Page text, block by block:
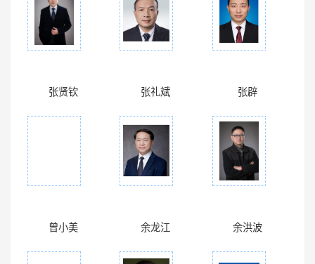
张贤钦 张礼斌 张辟
曾小美 余龙江 余洪波